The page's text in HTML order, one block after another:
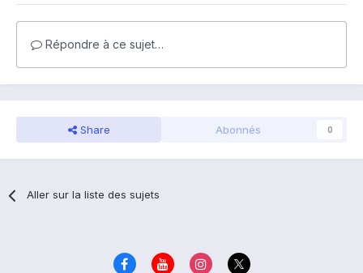
Répondre à ce sujet…
Share Abonnés 0
Aller sur la liste des sujets